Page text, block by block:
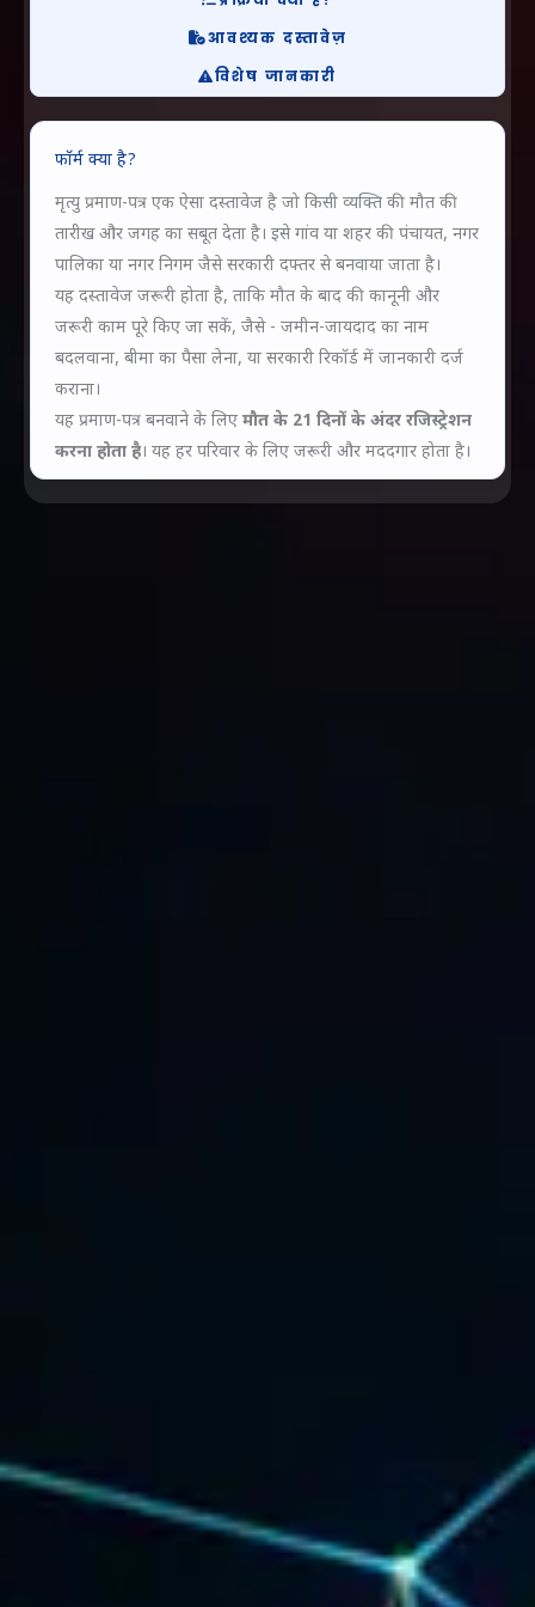
गूगल क्रोम एक्सटेंशन
PAGE RELOAD ENGINE PAGE MISTRI TOOL
PAGE DOCUMENT MISTRI
आवश्यक दस्तावेज़
विशेष जानकारी
फॉर्म क्या है?
मृत्यु प्रमाण-पत्र एक ऐसा दस्तावेज है जो किसी व्यक्ति की मौत की
तारीख और जगह का सबूत देता है। इसे गांव या शहर की पंचायत, नगर
पालिका या नगर निगम जैसे सरकारी दफ्तर से बनवाया जाता है।
यह दस्तावेज जरूरी होता है, ताकि मौत के बाद की कानूनी और
जरूरी काम पूरे किए जा सकें, जैसे - जमीन-जायदाद का नाम
बदलवाना, बीमा का पैसा लेना, या सरकारी रिकॉर्ड में जानकारी दर्ज
कराना।
यह प्रमाण-पत्र बनवाने के लिए मौत के 21 दिनों के अंदर रजिस्ट्रेशन
करना होता है। यह हर परिवार के लिए जरूरी और मददगार होता है।